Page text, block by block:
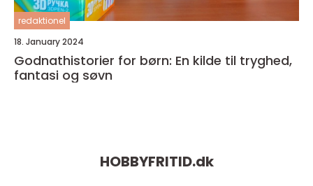
redaktionel
18. January 2024
Godnathistorier for børn: En kilde til tryghed,
fantasi og søvn
HOBBYFRITID.dk